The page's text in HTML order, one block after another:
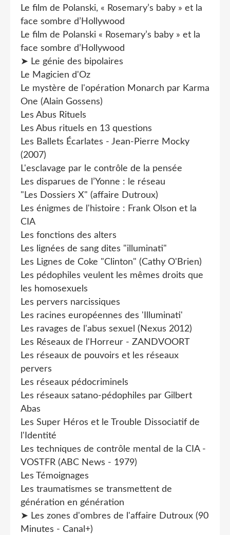
Le film de Polanski, « Rosemary’s baby » et la
face sombre d’Hollywood
Le film de Polanski « Rosemary’s baby » et la
face sombre d’Hollywood
➤ Le génie des bipolaires
Le Magicien d'Oz
Le mystère de l'opération Monarch par Karma
One (Alain Gossens)
Les Abus Rituels
Les Abus rituels en 13 questions
Les Ballets Écarlates - Jean-Pierre Mocky
(2007)
L'esclavage par le contrôle de la pensée
Les disparues de l’Yonne : le réseau
"Les Dossiers X" (affaire Dutroux)
Les énigmes de l'histoire : Frank Olson et la
CIA
Les fonctions des alters
Les lignées de sang dites "illuminati"
Les Lignes de Coke "Clinton" (Cathy O'Brien)
Les pédophiles veulent les mêmes droits que
les homosexuels
Les pervers narcissiques
Les racines européennes des 'Illuminati'
Les ravages de l'abus sexuel (Nexus 2012)
Les Réseaux de l'Horreur - ZANDVOORT
Les réseaux de pouvoirs et les réseaux
pervers
Les réseaux pédocriminels
Les réseaux satano-pédophiles par Gilbert
Abas
Les Super Héros et le Trouble Dissociatif de
l'Identité
Les techniques de contrôle mental de la CIA -
VOSTFR (ABC News - 1979)
Les Témoignages
Les traumatismes se transmettent de
génération en génération
➤ Les zones d'ombres de l'affaire Dutroux (90
Minutes - Canal+)